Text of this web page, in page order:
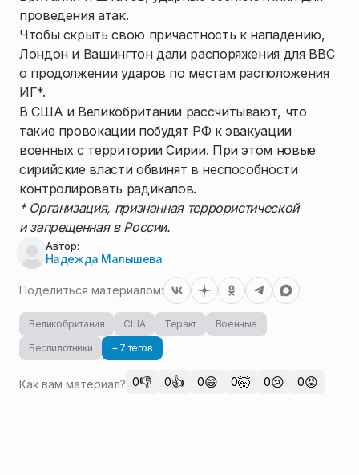
проведения атак.
Чтобы скрыть свою причастность к нападению,
Лондон и Вашингтон дали распоряжения для ВВС
о продолжении ударов по местам расположения
ИГ*.
В США и Великобритании рассчитывают, что
такие провокации побудят РФ к эвакуации
военных с территории Сирии. При этом новые
сирийские власти обвинят в неспособности
контролировать радикалов.
* Организация, признанная террористической
и запрещенная в России.
Автор:
Надежда Малышева
Поделиться материалом:
Великобритания США Теракт
Военные
Беспилотники
+ 7 тегов
Как вам материал? 0👎 0👍 0😄 0🤯 0😢 0😡